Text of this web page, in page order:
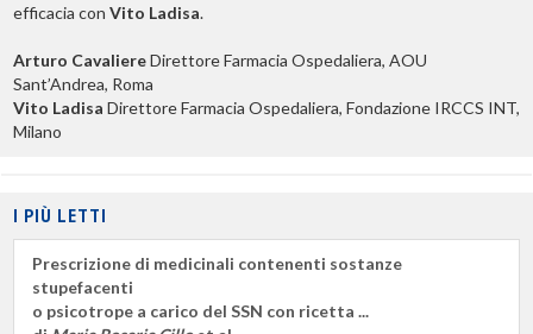
efficacia con Vito Ladisa.
Arturo CavaliereDirettore Farmacia Ospedaliera, AOU
Sant’Andrea, Roma
Vito Ladisa Direttore Farmacia Ospedaliera, Fondazione IRCCS INT,
Milano
I PIÙ LETTI
Prescrizione di medicinali contenenti sostanze
stupefacenti
o psicotrope a carico del SSN con ricetta ...